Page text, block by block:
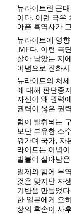
뉴라이트란 근
이다. 이런 극우
아픈 흑역사가
뉴라이트에 영
IMF다. 이런 극
살아 남았는 지
이념으로 진화
뉴라이트의 처
에 대해 판단중
자신이 왜 권력
권력이 옳은 권
힘이 발휘되는
보단 부유한 소
꿔가며 국가, 자
라이트는 이념
빌붙어 살아남
일제의 힘에 부
것은 맞지만 자
기반을 만들었
한 일본에게 오
상의 후손이 사